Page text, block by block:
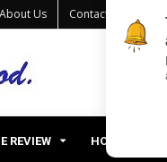
About Us Contact Us
REVIEW HOLLYWOOD